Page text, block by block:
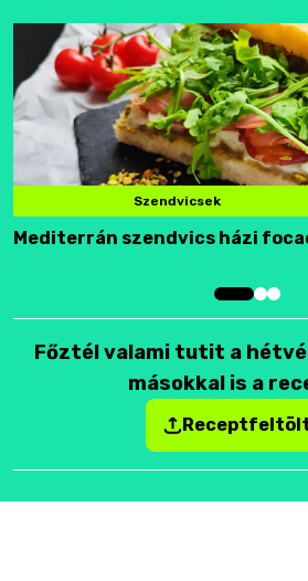
Szendvicsek
Mediterrán szendvics házi
Főztél valami tutit a
másokkal is a